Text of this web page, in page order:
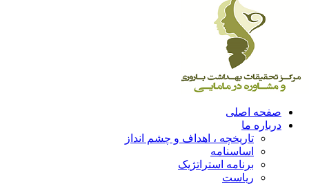
صفحه اصلی
درباره ما
تاریخچه ، اهداف و چشم انداز
اساسنامه
برنامه استراتژیک
ریاست